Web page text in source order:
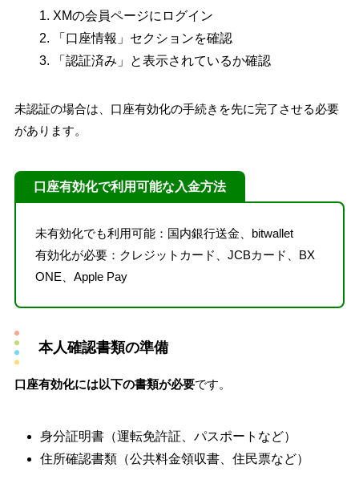
XMの会員ページにログイン
「口座情報」セクションを確認
「認証済み」と表示されているか確認
未認証の場合は、口座有効化の手続きを先に完了させる必要
があります。
口座有効化で利用可能な入金方法
未有効化でも利用可能：国内銀行送金、bitwallet
有効化が必要：クレジットカード、JCBカード、BX
ONE、Apple Pay
本人確認書類の準備
口座有効化には以下の書類が必要です。
身分証明書（運転免許証、パスポートなど）
住所確認書類（公共料金領収書、住民票など）